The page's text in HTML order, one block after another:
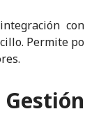
Permite